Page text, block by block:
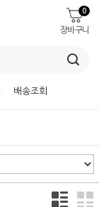
장바구니
0
배송조회